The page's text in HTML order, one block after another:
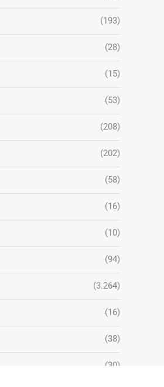
(193)
(28)
(15)
(53)
(208)
(202)
(58)
(16)
(10)
(94)
(3.264)
(16)
(38)
(30)